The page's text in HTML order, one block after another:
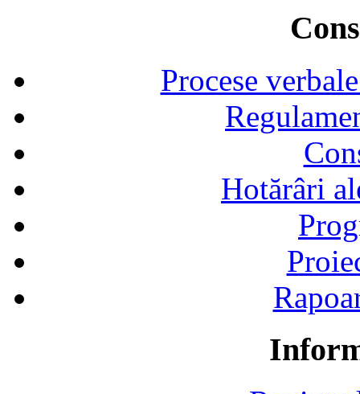
Procese
Hotărâri